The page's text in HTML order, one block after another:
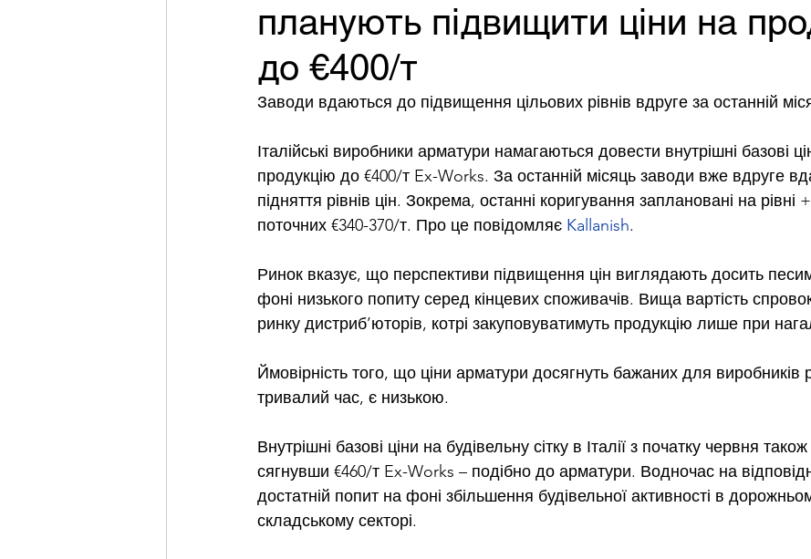
планують підвищити ціни на
до €400/т
Заводи вдаються до підвищення цільових рівнів вдруге за останній
Італійські виробники арматури намагаються довести внутрішні базові
продукцію до €400/т Ex-Works. За останній місяць заводи вже вдруге
підняття рівнів цін. Зокрема, останні коригування заплановані на рівні
поточних €340-370/т. Про це повідомляє Kallanish.
Ринок вказує, що перспективи підвищення цін виглядають досить
фоні низького попиту серед кінцевих споживачів. Вища вартість
ринку дистриб’юторів, котрі закуповуватимуть продукцію лише при
Ймовірність того, що ціни арматури досягнуть бажаних для виробників
тривалий час, є низькою.
Внутрішні базові ціни на будівельну сітку в Італії з початку червня
сягнувши €460/т Ex-Works – подібно до арматури. Водночас на
достатній попит на фоні збільшення будівельної активності в
складському секторі.